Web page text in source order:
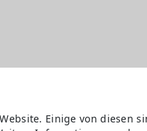
Einige von diesen